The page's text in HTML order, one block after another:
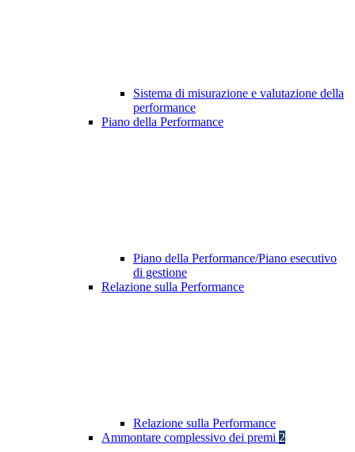
Sistema di misurazione e valutazione della
performance
Piano della Performance
Piano della Performance/Piano esecutivo
di gestione
Relazione sulla Performance
Relazione sulla Performance
Ammontare complessivo dei premi 2